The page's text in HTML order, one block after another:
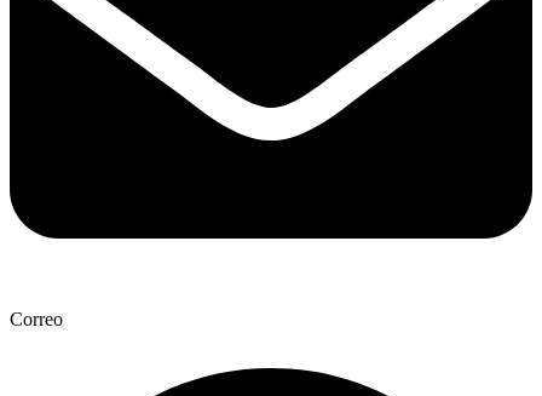
Correo